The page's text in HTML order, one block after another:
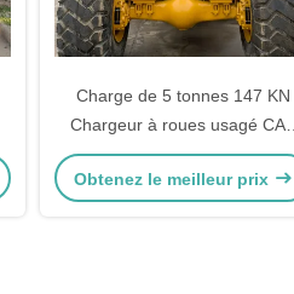
Charge de 5 tonnes 147 KN
Chargeur à roues usagé CAT
950GC Contrôle hydraulique
Obtenez le meilleur prix